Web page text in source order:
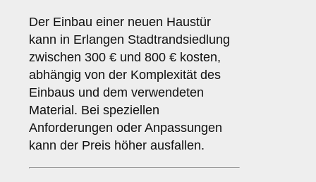
Der Einbau einer neuen Haustür
kann in Erlangen Stadtrandsiedlung
zwischen 300 € und 800 € kosten,
abhängig von der Komplexität des
Einbaus und dem verwendeten
Material. Bei speziellen
Anforderungen oder Anpassungen
kann der Preis höher ausfallen.